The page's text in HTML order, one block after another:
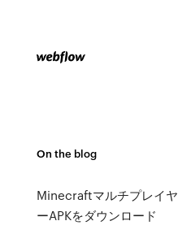
On the blog
Minecraftマルチプレイヤ
ーAPKをダウンロード